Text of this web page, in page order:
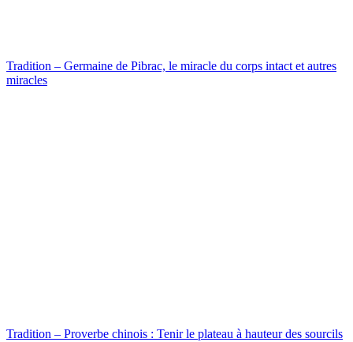
Tradition – Germaine de Pibrac, le miracle du corps intact et autres
miracles
Tradition – Proverbe chinois : Tenir le plateau à hauteur des sourcils